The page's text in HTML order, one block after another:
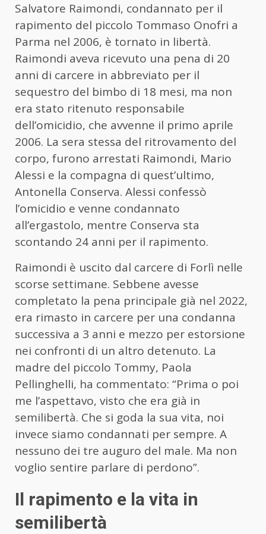
Salvatore Raimondi, condannato per il
rapimento del piccolo Tommaso Onofri a
Parma nel 2006, è tornato in libertà.
Raimondi aveva ricevuto una pena di 20
anni di carcere in abbreviato per il
sequestro del bimbo di 18 mesi, ma non
era stato ritenuto responsabile
dell’omicidio, che avvenne il primo aprile
2006. La sera stessa del ritrovamento del
corpo, furono arrestati Raimondi, Mario
Alessi e la compagna di quest’ultimo,
Antonella Conserva. Alessi confessò
l’omicidio e venne condannato
all’ergastolo, mentre Conserva sta
scontando 24 anni per il rapimento.
Raimondi è uscito dal carcere di Forlì nelle
scorse settimane. Sebbene avesse
completato la pena principale già nel 2022,
era rimasto in carcere per una condanna
successiva a 3 anni e mezzo per estorsione
nei confronti di un altro detenuto. La
madre del piccolo Tommy, Paola
Pellinghelli, ha commentato: “Prima o poi
me l’aspettavo, visto che era già in
semilibertà. Che si goda la sua vita, noi
invece siamo condannati per sempre. A
nessuno dei tre auguro del male. Ma non
voglio sentire parlare di perdono”.
Il rapimento e la vita in
semilibertà